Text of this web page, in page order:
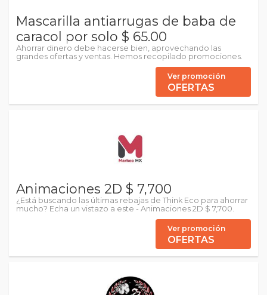
Mascarilla antiarrugas de baba de
caracol por solo $ 65.00
Ahorrar dinero debe hacerse bien, aprovechando las
grandes ofertas y ventas. Hemos recopilado promociones.
Ver promoción
OFERTAS
Animaciones 2D $ 7,700
¿Está buscando las últimas rebajas de Think Eco para ahorrar
mucho? Echa un vistazo a este - Animaciones 2D $ 7,700.
Ver promoción
OFERTAS